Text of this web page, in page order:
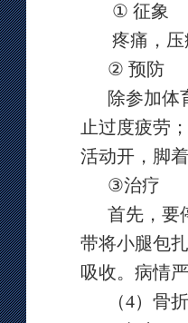
① 征象
疼痛，压
② 预防
除参加体
止过度疲劳
活动开，脚
③治疗
首先，要
带将小腿包
吸收。病情
（4）骨折